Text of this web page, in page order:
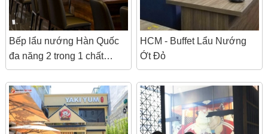
Bếp lẩu nướng Hàn Quốc
đa năng 2 trong 1 chất
lượng cao
HCM - Buffet Lẩu Nướng
Ớt Đỏ